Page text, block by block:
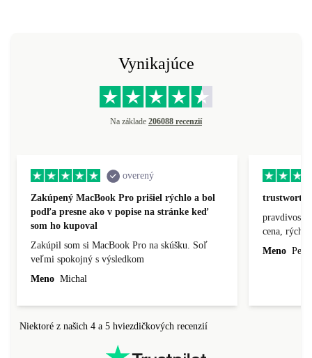
Vynikajúce
Na základe 206088 recenzií
overený
Zakúpený MacBook Pro prišiel rýchlo a bol
podľa presne ako v popise na stránke keď
som ho kupoval
Zakúpil som si MacBook Pro na skúšku. Soľ
veľmi spokojný s výsledkom
Meno Michal
pravdivosť,
cena,
Meno
Niektoré z našich 4 a 5 hviezdičkových recenzií